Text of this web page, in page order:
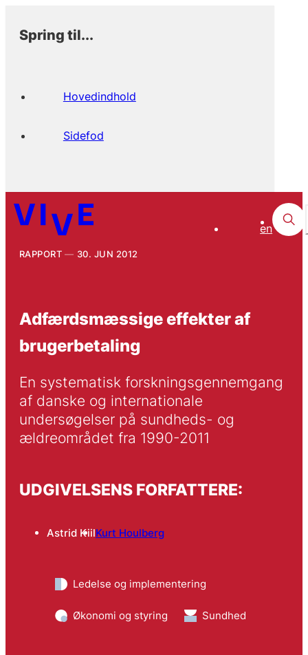
Spring til...
Hovedindhold
Sidefod
en
RAPPORT 30. JUN 2012
Adfærdsmæssige effekter af
brugerbetaling
En systematisk forskningsgennemgang
af danske og internationale
undersøgelser på sundheds- og
ældreområdet fra 1990-2011
UDGIVELSENS FORFATTERE:
Astrid KiilKurt Houlberg
Ledelse og implementering
Økonomi og styring Sundhed